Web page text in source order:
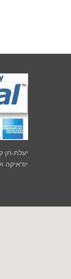
יעלת-חן
יודאיקה